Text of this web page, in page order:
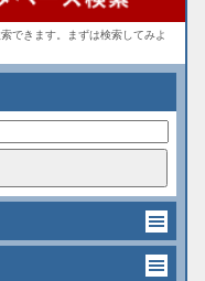
できます。まずは検索してみよ